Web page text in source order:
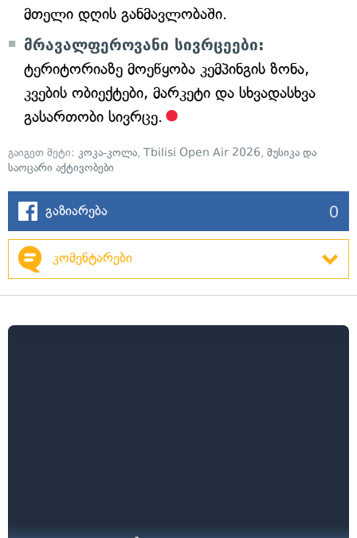
მთელი დღის განმავლობაში.
მრავალფეროვანი სივრცეები:
ტერიტორიაზე მოეწყობა კემპინგის ზონა,
კვების ობიექტები, მარკეტი და სხვადასხვა
გასართობი სივრცე.
გაიგეთ მეტი: კოკა-კოლა, Tbilisi Open Air 2026, მუსიკა და
საოცარი აქტივობები
გაზიარება 0
კომენტარები